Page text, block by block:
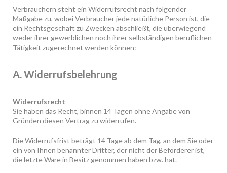
Verbrauchern steht ein Widerrufsrecht nach folgender
Maßgabe zu, wobei Verbraucher jede natürliche Person ist, die
ein Rechtsgeschäft zu Zwecken abschließt, die überwiegend
weder ihrer gewerblichen noch ihrer selbständigen beruflichen
Tätigkeit zugerechnet werden können:
A. Widerrufsbelehrung
Widerrufsrecht
Sie haben das Recht, binnen 14 Tagen ohne Angabe von
Gründen diesen Vertrag zu widerrufen.
Die Widerrufsfrist beträgt 14 Tage ab dem Tag, an dem Sie oder
ein von Ihnen benannter Dritter, der nicht der Beförderer ist,
die letzte Ware in Besitz genommen haben bzw. hat.